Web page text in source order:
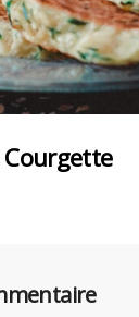
Courgette